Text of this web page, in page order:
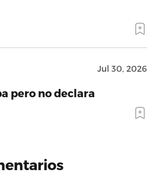
Jul 30, 2026
pero no declara